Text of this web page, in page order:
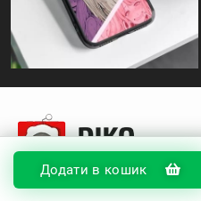
Додати в кошик